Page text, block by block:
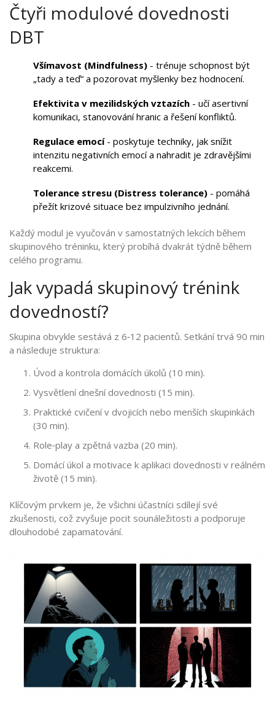
Čtyři modulové dovednosti
DBT
Všímavost (Mindfulness) - trénuje schopnost být
„tady a teď“ a pozorovat myšlenky bez hodnocení.
Efektivita v mezilidských vztazích - učí asertivní
komunikaci, stanovování hranic a řešení konfliktů.
Regulace emocí- poskytuje techniky, jak snížit
intenzitu negativních emocí a nahradit je zdravějšími
reakcemi.
Tolerance stresu (Distress tolerance) - pomáhá
přežít krizové situace bez impulzivního jednání.
Každý modul je vyučován v samostatných lekcích během
skupinového tréninku, který probíhá dvakrát týdně během
celého programu.
Jak vypadá skupinový trénink
dovedností?
Skupina obvykle sestává z 6‑12 pacientů. Setkání trvá 90 min
a následuje struktura:
Úvod a kontrola domácích úkolů (10 min).
Vysvětlení dnešní dovednosti (15 min).
Praktické cvičení v dvojicích nebo menších skupinkách
(30 min).
Role‑play a zpětná vazba (20 min).
Domácí úkol a motivace k aplikaci dovednosti v reálném
životě (15 min).
Klíčovým prvkem je, že všichni účastníci sdílejí své
zkušenosti, což zvyšuje pocit sounáležitosti a podporuje
dlouhodobé zapamatování.